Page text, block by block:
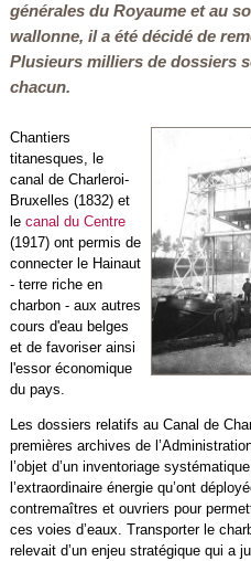
générales du Royaume et au
wallonne, il a été décidé de
Plusieurs milliers de dossiers
chacun.
Chantiers
titanesques, le
canal de Charleroi-
Bruxelles (1832) et
le canal du Centre
(1917) ont permis de
connecter le Hainaut
- terre riche en
charbon - aux autres
cours d'eau belges
et de favoriser ainsi
l'essor économique
du pays.
Les dossiers relatifs au Canal de
premières archives de
l’objet d’un inventoriage
l’extraordinaire énergie qu’ont
contremaîtres et ouvriers pour
ces voies d’eaux. Transporter le
relevait d’un enjeu stratégique qui a